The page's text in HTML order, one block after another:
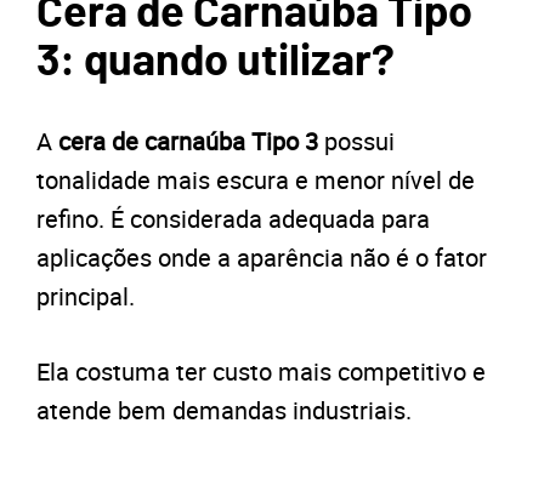
Cera de Carnaúba Tipo
3: quando utilizar?
A cera de carnaúba Tipo 3 possui
tonalidade mais escura e menor nível de
refino. É considerada adequada para
aplicações onde a aparência não é o fator
principal.
Ela costuma ter custo mais competitivo e
atende bem demandas industriais.